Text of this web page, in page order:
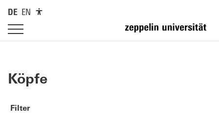
DE EN
Köpfe
Filter